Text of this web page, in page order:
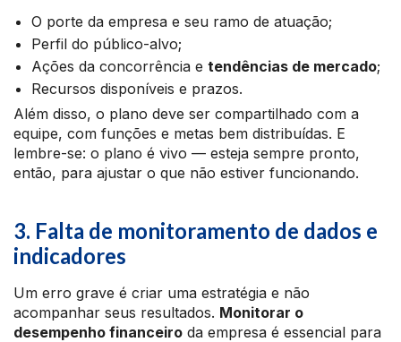
O porte da empresa e seu ramo de atuação;
Perfil do público-alvo;
Ações da concorrência e tendências de mercado;
Recursos disponíveis e prazos.
Além disso, o plano deve ser compartilhado com a
equipe, com funções e metas bem distribuídas. E
lembre-se: o plano é vivo — esteja sempre pronto,
então, para ajustar o que não estiver funcionando.
3. Falta de monitoramento de dados e
indicadores
Um erro grave é criar uma estratégia e não
acompanhar seus resultados. Monitorar o
desempenho financeiro da empresa é essencial para